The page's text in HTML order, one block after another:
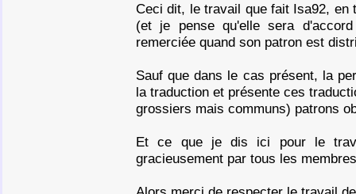
Ceci dit, le travail que fait Isa92,
(et je pense qu'elle sera
remerciée quand son patron est
Sauf que dans le cas présent, la
la traduction et présente ces
grossiers mais communs) patrons
Et ce que je dis ici pour le
gracieusement par tous les